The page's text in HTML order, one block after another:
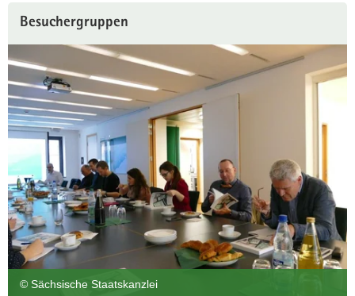
Besuchergruppen
© Sächsische Staatskanzlei